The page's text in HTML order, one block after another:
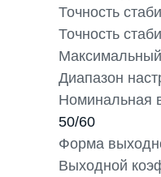
Точность
Точность
Диапазон
Номинальная
50/60
Форма
Выходной